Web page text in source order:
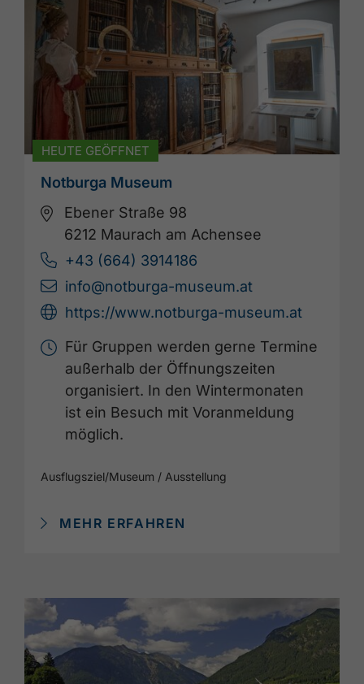
HEUTE GEÖFFNET
Notburga Museum
Ebener Straße 98
6212 Maurach am Achensee
+43 (664) 3914186
info@notburga-museum.at
https://www.notburga-museum.at
Für Gruppen werden gerne Termine
außerhalb der Öffnungszeiten
organisiert. In den Wintermonaten
ist ein Besuch mit Voranmeldung
möglich.
Ausflugsziel/Museum / Ausstellung
MEHR ERFAHREN